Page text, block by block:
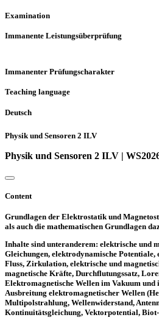
Examination
Immanente Leistungsüberprüfung
Immanenter Prüfungscharakter
Teaching language
Deutsch
Physik und Sensoren 2 ILV
Physik und Sensoren 2 ILV |
Content
Grundlagen der Elektrostatik und
als auch die mathematischen Grundlagen
Inhalte sind unteranderem: elektrische und
Gleichungen, elektrodynamische
Fluss, Zirkulation, elektrische und
magnetische Kräfte, Durchflutungssatz,
Elektromagnetische Wellen im Vakuum
Ausbreitung elektromagnetischer Wellen
Multipolstrahlung, Wellenwiderstand,
Kontinuitätsgleichung, Vektorpotential,